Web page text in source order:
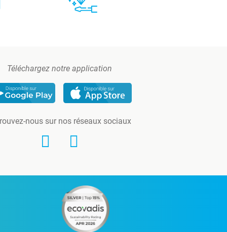
Téléchargez notre application
nous sur nos réseaux sociaux